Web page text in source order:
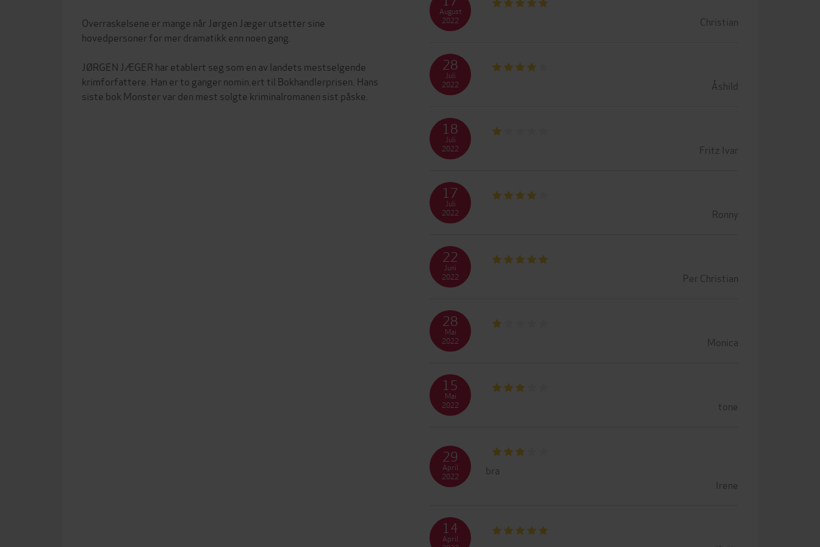
Overraskelsene er mange når Jørgen Jæger utsetter sine
hovedpersoner for mer dramatikk enn noen gang.
JØRGEN JÆGER har etablert seg som en av landets mestselgende
krimforfattere. Han er to ganger nomin.ert til Bokhandlerprisen. Hans
Christian
August
2022
Åshild
28
Juli
2022
Fritz Ivar
18
Juli
2022
Ronny
17
Juli
2022
Per Christian
22
Juni
2022
Monica
28
Mai
2022
tone
15
Mai
2022
bra
Irene
29
April
2022
14
April